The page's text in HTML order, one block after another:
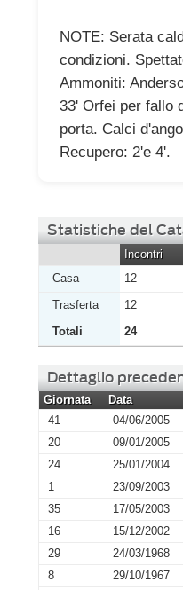
NOTE: Serata
condizioni.
Ammoniti:
33' Orfei per fallo
porta. Calci
Recupero: 2'e 4'.
Statistiche del
Incontri
Casa
12
Trasferta
12
Totali
24
Dettaglio
Giornata Data
41
04/06/2005
20
09/01/2005
24
25/01/2004
1
23/09/2003
35
17/05/2003
16
15/12/2002
29
24/03/1968
8
29/10/1967